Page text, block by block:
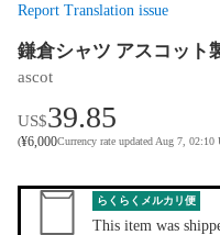
Report Translation issue
鎌倉シャツ アスコット
ascot
US$39.85
(¥6,000Currency rate updated Aug 7, 02:10
らくらくメルカリ便
This item was